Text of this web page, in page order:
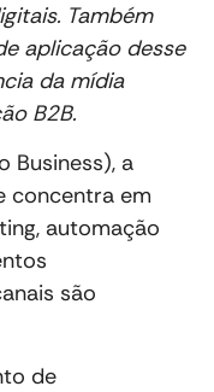
Também
aplicação desse
da mídia
B2B.
Business), a
concentra em
automação
são
de